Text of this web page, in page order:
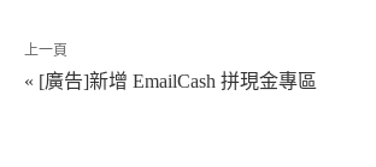
上一頁
« [廣告]新增 EmailCash 拼現金專區